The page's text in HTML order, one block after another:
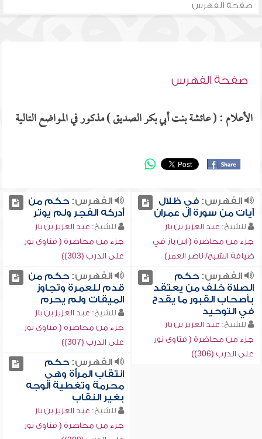
صفحة الفهرس
صفحة الفهرس
الأعلام : ( عائشة بنت أبي بكر الصديق ) مذكور في المواضع التالية
الفهرس:في ظلال
آيات من سورة آل عمران
للشيخ: عبد العزيز بن باز
جزء من محاضرة ( ابن باز في
ضيافة الشيخ/ ناصر العمر)
الفهرس:حكم من
أدركه الفجر ولم يوتر
للشيخ: عبد العزيز بن باز
جزء من محاضرة ( فتاوى نور
على الدرب (303))
الفهرس:حكم
الصلاة خلف من يعتقد
بأصحاب القبور ما يقدح
في التوحيد
للشيخ: عبد العزيز بن باز
جزء من محاضرة ( فتاوى نور
على الدرب (306))
الفهرس:حكم من
قدم للعمرة وتجاوز
الميقات ولم يحرم
للشيخ: عبد العزيز بن باز
جزء من محاضرة ( فتاوى نور
على الدرب (307))
الفهرس:حكم
انتقاب المرأة وهي
محرمة وتغطية الوجه
بغير النقاب
للشيخ: عبد العزيز بن باز
جزء من محاضرة ( فتاوى نور